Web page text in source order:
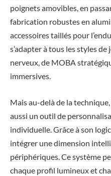
poignets amovibles, en
fabrication robustes en
accessoires taillés pour
s’adapter à tous les styles de
nerveux, de MOBA
immersives.
Mais au-delà de la
aussi un outil de
individuelle. Grâce à son
intégrer une dimension
périphériques. Ce système
chaque profil lumineux et